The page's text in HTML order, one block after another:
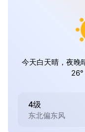
今天白天晴，夜晚
26°
4级
东北偏东风